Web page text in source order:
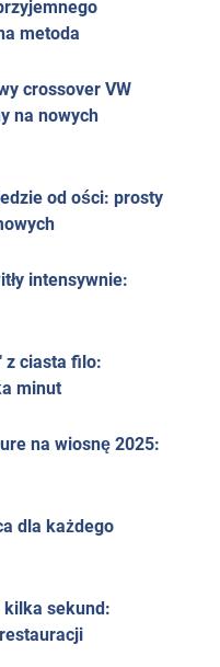
metoda
crossover VW
na nowych
od ości: prosty
intensywnie:
z ciasta filo:
minut
na wiosnę 2025:
dla każdego
kilka sekund: